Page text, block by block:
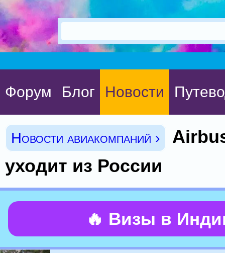
Форум Блог Новости
Новости авиакомпаний ›
уходит из России
🔥 Визы в